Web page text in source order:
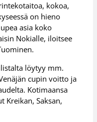
kokoa,
on hieno
asia koko
Nokialle, iloitsee
löytyy mm.
cupin voitto ja
Kotimaansa
Kreikan, Saksan,